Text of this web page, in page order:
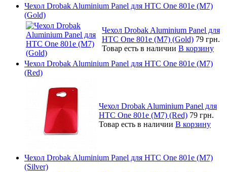
Чехол Drobak Aluminium Panel для HTC One 801e (M7)
(Gold)
Чехол Drobak Aluminium Panel для
HTC One 801e (M7) (Gold) 79 грн.
Товар есть в наличии В корзину
Чехол Drobak Aluminium Panel для HTC One 801e (M7)
(Red)
Чехол Drobak Aluminium Panel для
HTC One 801e (M7) (Red) 79 грн.
Товар есть в наличии В корзину
Чехол Drobak Aluminium Panel для HTC One 801e (M7)
(Silver)